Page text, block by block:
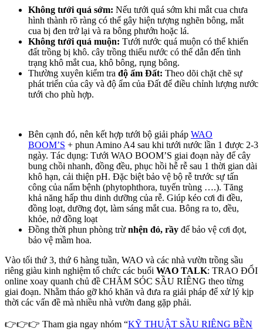
Không tưới quá sớm: Nếu tưới quá sớm khi mắt cua chưa
hình thành rõ ràng có thể gây hiện tượng nghẽn bông, mắt
cua bị đen trở lại và ra bông phướn hoặc lá.
Không tưới quá muộn: Tưới nước quá muộn có thể khiến
đất trồng bị khô. cây trồng thiếu nước có thể dẫn đến tình
trạng khô mắt cua, khô bông, rụng bông.
Thường xuyên kiểm tra độ ẩm Đất: Theo dõi chặt chẽ sự
phát triển của cây và độ ẩm của Đất để điều chỉnh lượng nước
tưới cho phù hợp.
Bên cạnh đó, nên kết hợp tưới bộ giải pháp WAO
BOOM’S + phun Amino A4 sau khi tưới nước lần 1 được 2-3
ngày. Tác dụng: Tưới WAO BOOM’S giai đoạn này để cây
bung chồi nhanh, đồng đều, phục hồi hễ rễ sau 1 thời gian dài
khô hạn, cải thiện pH. Đặc biệt bảo vệ bộ rễ trước sự tấn
công của nấm bệnh (phytophthora, tuyến trùng ….). Tăng
khả năng hấp thu dinh dưỡng của rễ. Giúp kéo cơi đi đều,
đồng loạt, dưỡng đọt, làm sáng mắt cua. Bông ra to, đều,
khỏe, nở đồng loạt
Đồng thời phun phòng trừ nhện đỏ, rầy để bảo vệ cơi đọt,
bảo vệ mầm hoa.
Vào tối thứ 3, thứ 6 hàng tuần, WAO và các nhà vườn trồng sầu
riêng giàu kinh nghiệm tổ chức các buổi WAO TALK: TRAO ĐỔI
online xoay quanh chủ đề CHĂM SÓC SẦU RIÊNG theo từng
giai đoạn. Nhằm tháo gỡ khó khăn và đưa ra giải pháp để xử lý kịp
thời các vấn đề mà nhiều nhà vườn đang gặp phải.
👉👉👉 Tham gia ngay nhóm “KỸ THUẬT SẦU RIÊNG BỀN